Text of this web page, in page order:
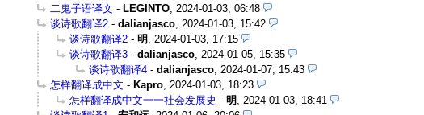
二鬼子语译文 - LEGINTO 2024-01-03, 06:48
谈诗歌翻译2 - dalianjasco 2024-01-03, 15:42
谈诗歌翻译2 - 明
2024-01-03, 17:15
谈诗歌翻译3 - dalianjasco 2024-01-05, 15:35
谈诗歌翻译4 - dalianjasco 2024-01-07, 15:43
怎样翻译成中文 - Kapro 2024-01-03, 18:23
怎样翻译成中文一一社会发展史 - 明
2024-01-03, 18:41